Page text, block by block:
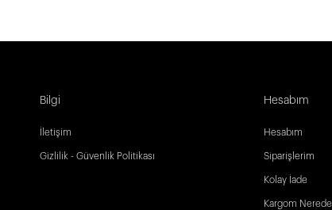
Bilgi
İletişim
Gizlilik - Güvenlik Politikası
Hesabım
Hesabım
Siparişlerim
Kolay İade
Kargom Nerede